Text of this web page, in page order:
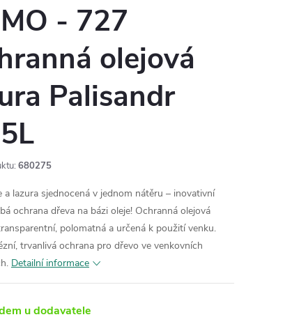
- 727
olejová
Palisandr
680275
a lazura sjednocená v jednom nátěru – inovativní
ochrana dřeva na bázi oleje! Ochranná olejová
polomatná a určená k použití venku.
trvanlivá ochrana pro dřevo ve venkovních
Detailní informace
u dodavatele